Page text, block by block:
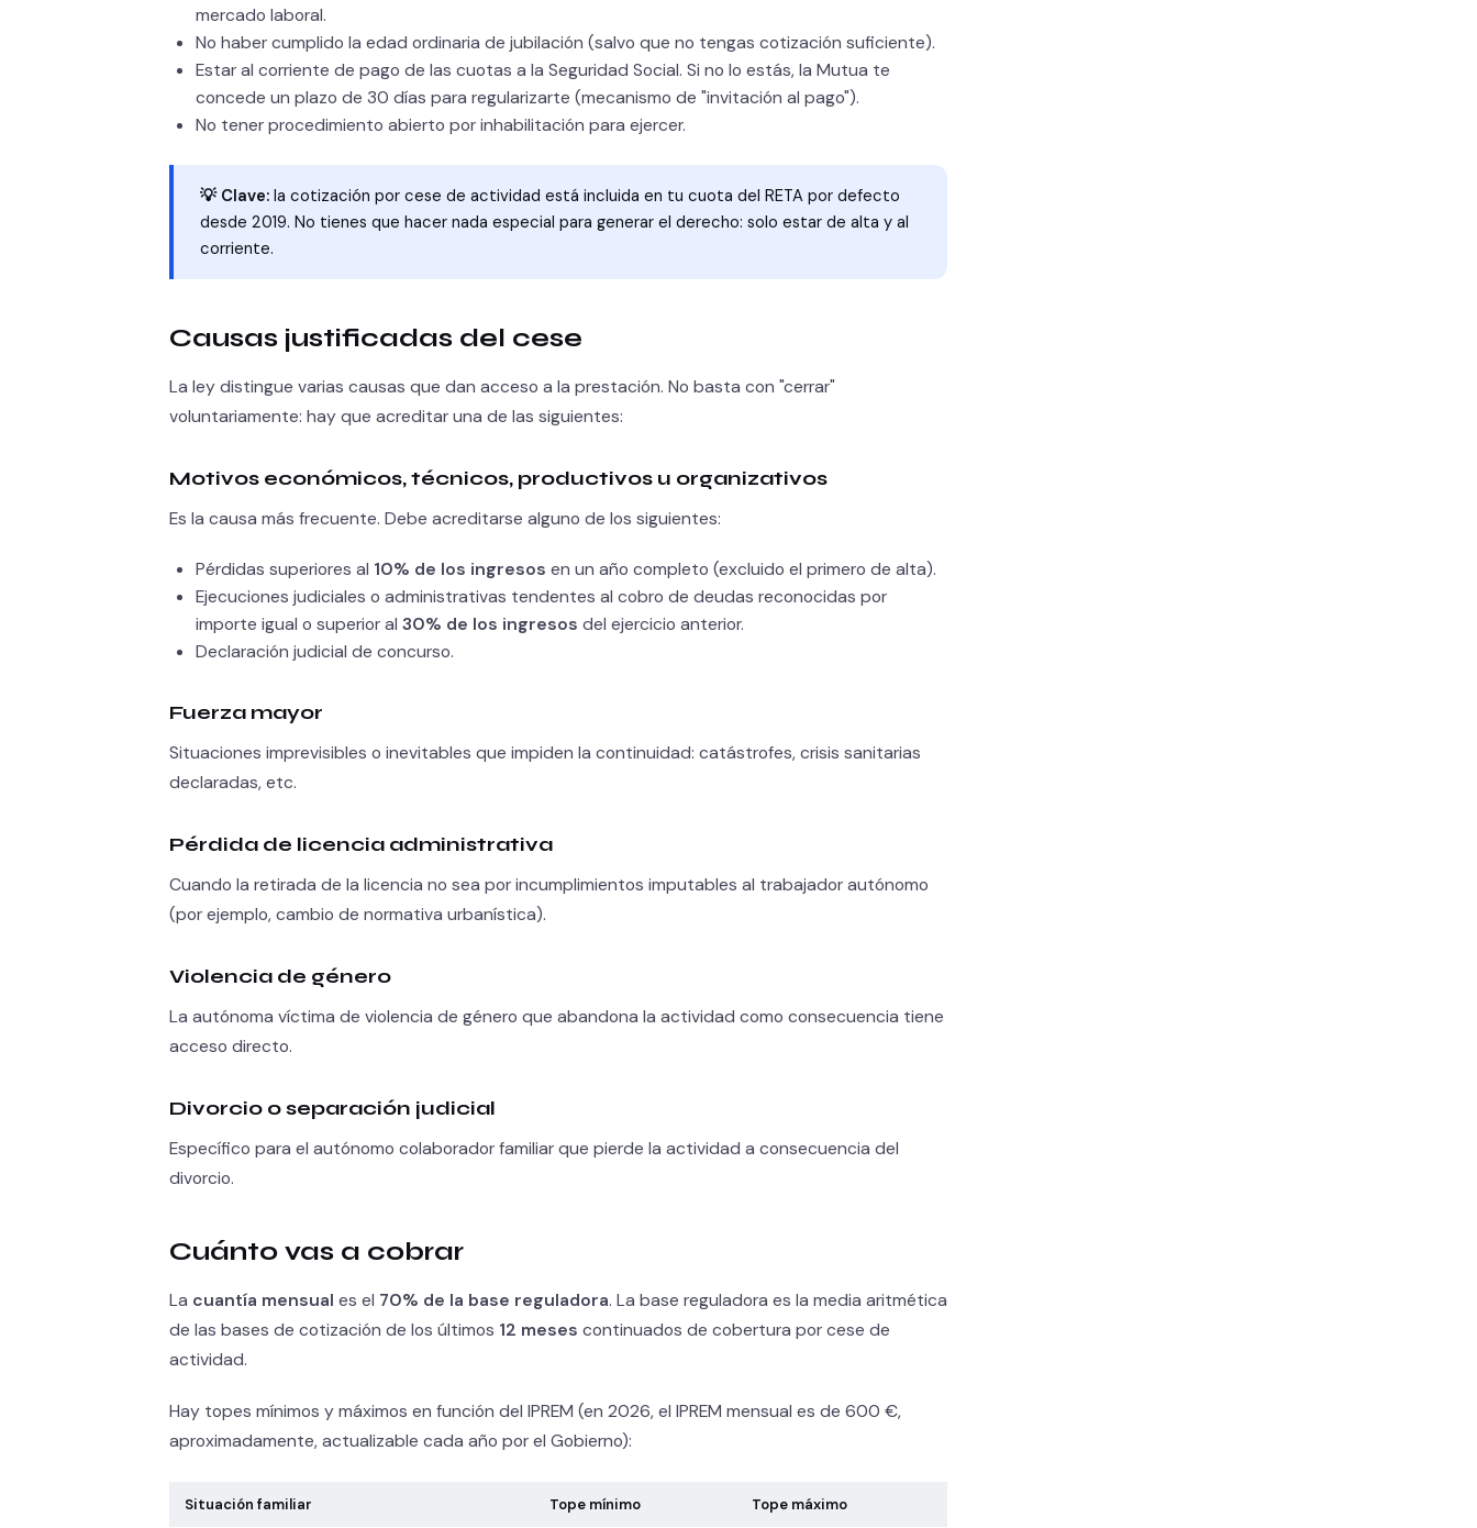
mercado laboral.
No haber cumplido la edad ordinaria de jubilación (salvo que no tengas cotización suficiente).
Estar al corriente de pago de las cuotas a la Seguridad Social. Si no lo estás, la Mutua te
concede un plazo de 30 días para regularizarte (mecanismo de "invitación al pago").
No tener procedimiento abierto por inhabilitación para ejercer.
💡 Clave: la cotización por cese de actividad está incluida en tu cuota del RETA por defecto
desde 2019. No tienes que hacer nada especial para generar el derecho: solo estar de alta y al
corriente.
Causas justificadas del cese
La ley distingue varias causas que dan acceso a la prestación. No basta con "cerrar"
voluntariamente: hay que acreditar una de las siguientes:
Motivos económicos, técnicos, productivos u organizativos
Es la causa más frecuente. Debe acreditarse alguno de los siguientes:
Pérdidas superiores al 10% de los ingresos en un año completo (excluido el primero de alta).
Ejecuciones judiciales o administrativas tendentes al cobro de deudas reconocidas por
importe igual o superior al 30% de los ingresos del ejercicio anterior.
Declaración judicial de concurso.
Fuerza mayor
Situaciones imprevisibles o inevitables que impiden la continuidad: catástrofes, crisis sanitarias
declaradas, etc.
Pérdida de licencia administrativa
Cuando la retirada de la licencia no sea por incumplimientos imputables al trabajador autónomo
(por ejemplo, cambio de normativa urbanística).
Violencia de género
La autónoma víctima de violencia de género que abandona la actividad como consecuencia tiene
acceso directo.
Divorcio o separación judicial
Específico para el autónomo colaborador familiar que pierde la actividad a consecuencia del
divorcio.
Cuánto vas a cobrar
La cuantía mensual es el 70% de la base reguladora. La base reguladora es la media aritmética
de las bases de cotización de los últimos 12 meses continuados de cobertura por cese de
actividad.
Hay topes mínimos y máximos en función del IPREM (en 2026, el IPREM mensual es de 600 €,
aproximadamente, actualizable cada año por el Gobierno):
Situación familiar Tope mínimo Tope máximo